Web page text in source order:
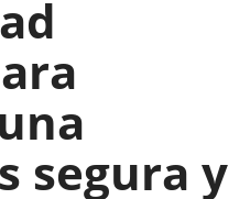
segura y